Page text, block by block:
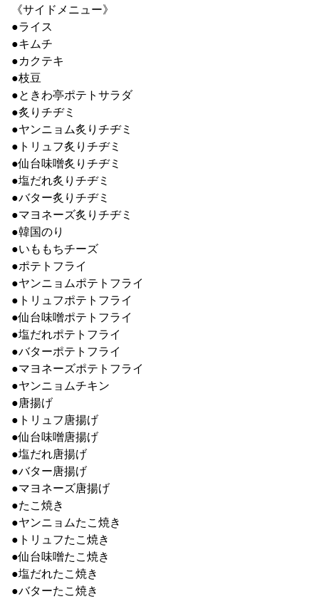
《サイドメニュー》
●ライス
●キムチ
●カクテキ
●枝豆
●ときわ亭ポテトサラダ
●炙りチヂミ
●ヤンニョム炙りチヂミ
●トリュフ炙りチヂミ
●仙台味噌炙りチヂミ
●塩だれ炙りチヂミ
●バター炙りチヂミ
●マヨネーズ炙りチヂミ
●韓国のり
●いももちチーズ
●ポテトフライ
●ヤンニョムポテトフライ
●トリュフポテトフライ
●仙台味噌ポテトフライ
●塩だれポテトフライ
●バターポテトフライ
●マヨネーズポテトフライ
●ヤンニョムチキン
●唐揚げ
●トリュフ唐揚げ
●仙台味噌唐揚げ
●塩だれ唐揚げ
●バター唐揚げ
●マヨネーズ唐揚げ
●たこ焼き
●ヤンニョムたこ焼き
●トリュフたこ焼き
●仙台味噌たこ焼き
●塩だれたこ焼き
●バターたこ焼き